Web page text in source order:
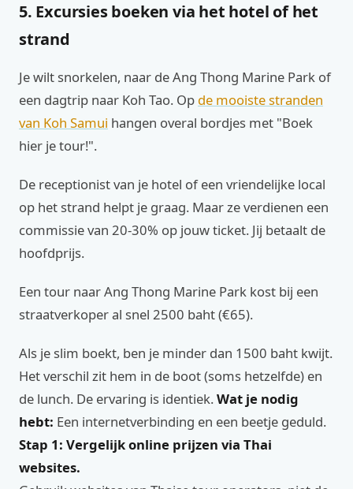
5. Excursies boeken via het hotel of het
strand
Je wilt snorkelen, naar de Ang Thong Marine Park of
een dagtrip naar Koh Tao. Op de mooiste stranden
van Koh Samui hangen overal bordjes met "Boek
hier je tour!".
De receptionist van je hotel of een vriendelijke local
op het strand helpt je graag. Maar ze verdienen een
commissie van 20-30% op jouw ticket. Jij betaalt de
hoofdprijs.
Een tour naar Ang Thong Marine Park kost bij een
straatverkoper al snel 2500 baht (€65).
Als je slim boekt, ben je minder dan 1500 baht kwijt.
Het verschil zit hem in de boot (soms hetzelfde) en
de lunch. De ervaring is identiek.Wat je nodig
hebt: Een internetverbinding en een beetje geduld.
Stap 1: Vergelijk online prijzen via Thai
websites.